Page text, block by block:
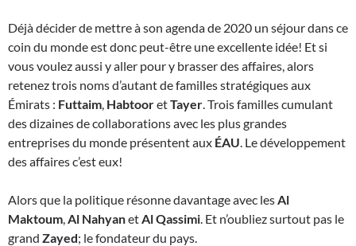
Déjà décider de mettre à son agenda de 2020 un séjour dans ce
coin du monde est donc peut-être une excellente idée! Et si
vous voulez aussi y aller pour y brasser des affaires, alors
retenez trois noms d’autant de familles stratégiques aux
Émirats : Futtaim HabtooretTayer . Trois familles cumulant
des dizaines de collaborations avec les plus grandes
entreprises du monde présentent aux ÉAU . Le développement
des affaires c’est eux!
Alors que la politique résonne davantage avec les Al
Maktoum Al Nahyanet Al Qassimi . Et n’oubliez surtout pas le
grand Zayed; le fondateur du pays.